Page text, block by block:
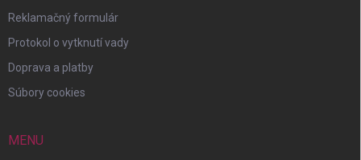
Reklamačný formulár
Protokol o vytknutí vady
Doprava a platby
Súbory cookies
MENU